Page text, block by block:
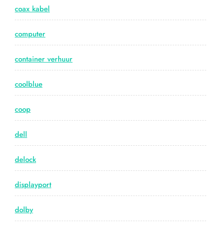
coax kabel
computer
container verhuur
coolblue
coop
dell
delock
displayport
dolby